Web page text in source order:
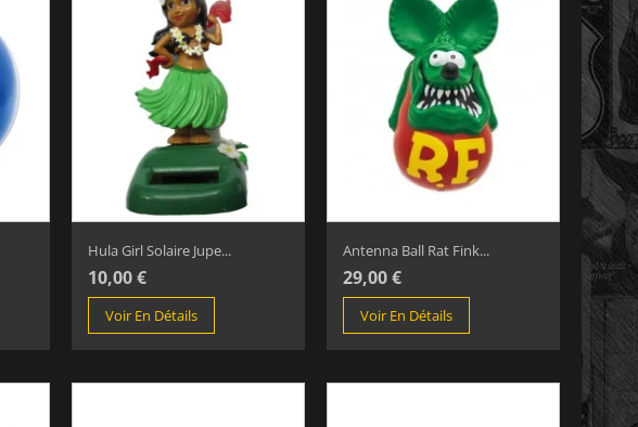
Hula Girl Solaire Jupe...
10,00 €
Voir En Détails
Antenna Ball Rat Fink...
29,00 €
Voir En Détails